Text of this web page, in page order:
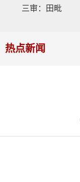
三审：田毗
热点新闻